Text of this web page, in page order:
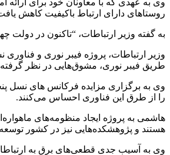
روستاهای دارای ارتباط باکیفیت کاهش یافت و بر همین اساس، مشخص
به گفته وزیر ارتباطات، “تاکنون در دولت چهاردهم، بیش از ۱۵۰۰ روستای بالای ۲۰ خانوار به اینترنت
وزیر ارتباطات، پروژه فیبر نوری و
طریق فیبر نوری، مشوق‌هایی در نظر
وی به برگزاری مزایده فرکانس های نسل
را از طرق این فناوری احساس می‌کنند.
هاشمی به پروژه ایجاد منظومه‌های
هستند و پژوهشکده‌هایی نیز در کشور
وی به آسیب جدی قطعی‌های برق به